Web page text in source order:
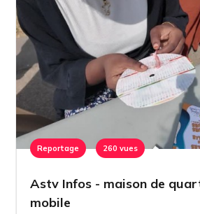
Reportage 260 vues
Astv Infos - maison de
mobile